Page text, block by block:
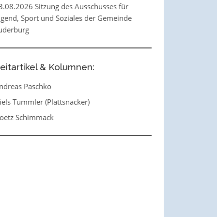
Sitzung des Ausschusses für
Sport und Soziales der Gemeinde
& Kolumnen:
Paschko
Tümmler (Plattsnacker)
Schimmack